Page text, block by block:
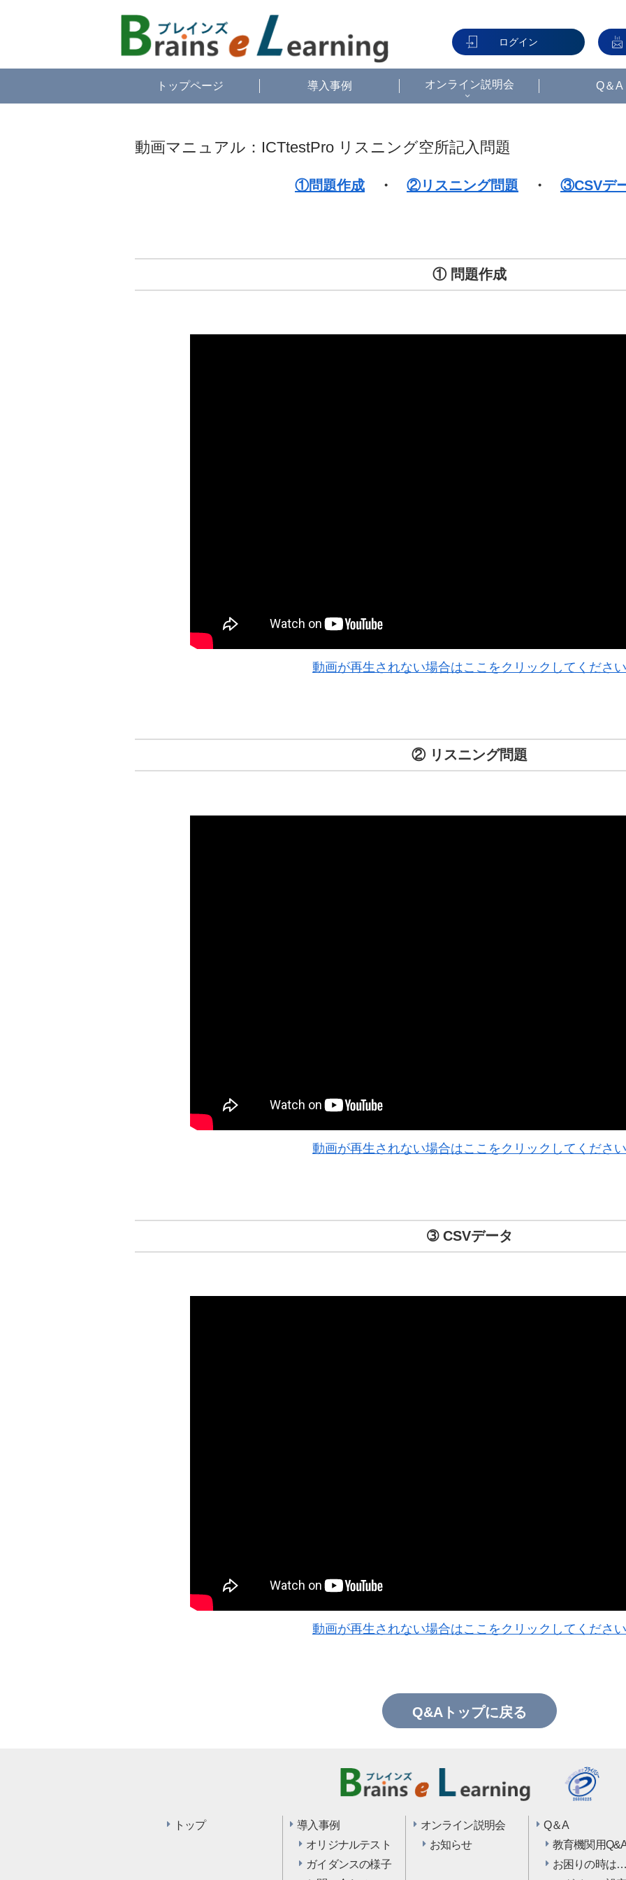
ログイン
トップページ 導入事例 オンライン説明会 Q＆A
動画マニュアル：ICTtestPro リスニング空所記入問題
①問題作成 ・ ②リスニング問題 ・ ③CSVデ
① 問題作成
動画が再生されない場合はここをクリックしてください
② リスニング問題
動画が再生されない場合はここをクリックしてください
➂ CSVデータ
動画が再生されない場合はここをクリックしてください
Q&Aトップに戻る
トップ
導入事例
オリジナルテスト
ガイダンスの様子
オンライン説明会
お知らせ
Q＆A
教育機関用
お困りの時は